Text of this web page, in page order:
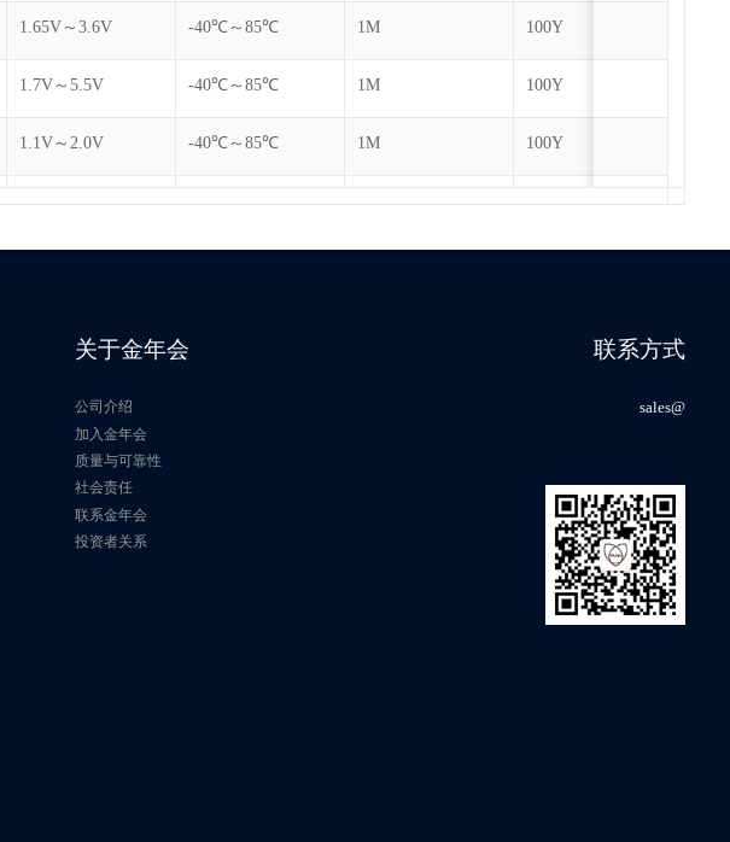
1.65V～3.6V -40℃～85℃ 1M 100Y
1.7V～5.5V -40℃～85℃ 1M 100Y
1.1V～2.0V -40℃～85℃ 1M 100Y
1.7V～5.5V
1.7V～5.5V 100Y
1.65V～3.6V 100Y
100Y
关于金年会
公司介绍
加入金年会
质量与可靠性
社会责任
联系金年会
投资者关系
联系方式
sales@